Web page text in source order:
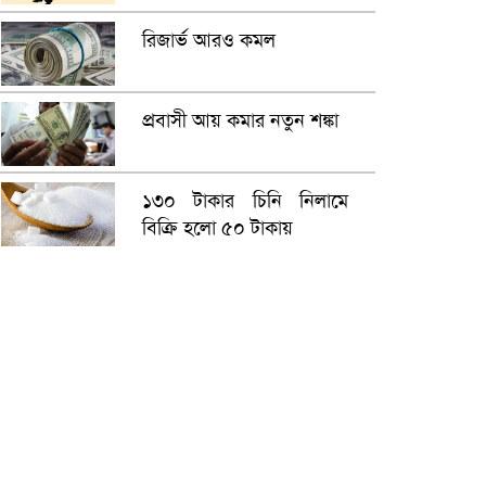
রিজার্ভ আরও কমল
প্রবাসী আয় কমার নতুন শঙ্কা
১৩০ টাকার চিনি নিলামে
বিক্রি হলো ৫০ টাকায়